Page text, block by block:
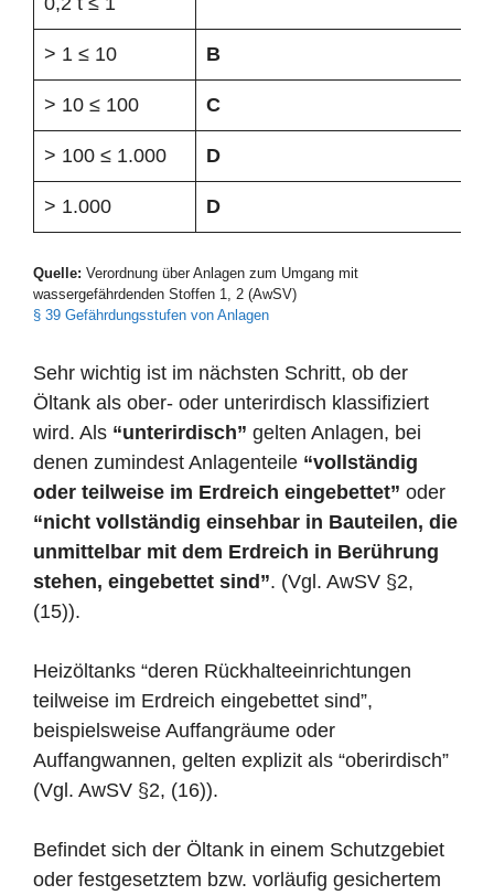
> 1 ≤ 10 B
> 10 ≤ 100 C
> 100 ≤ 1.000 D
> 1.000 D
Quelle: Verordnung über Anlagen zum Umgang mit
wassergefährdenden Stoffen 1, 2 (AwSV)
§ 39 Gefährdungsstufen von Anlagen
Sehr wichtig ist im nächsten Schritt, ob der
Öltank als ober- oder unterirdisch klassifiziert
wird. Als “unterirdisch” gelten Anlagen, bei
denen zumindest Anlagenteile “vollständig
oder teilweise im Erdreich eingebettet” oder
“nicht vollständig einsehbar in Bauteilen, die
unmittelbar mit dem Erdreich in Berührung
stehen, eingebettet sind”. (Vgl. AwSV §2,
(15)).
Heizöltanks “deren Rückhalteeinrichtungen
teilweise im Erdreich eingebettet sind”,
beispielsweise Auffangräume oder
Auffangwannen, gelten explizit als “oberirdisch”
(Vgl. AwSV §2, (16)).
Befindet sich der Öltank in einem Schutzgebiet
oder festgesetztem bzw. vorläufig gesichertem